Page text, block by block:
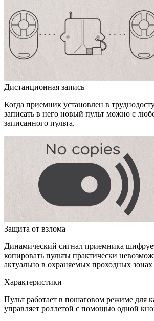
Дистанционная запись
Когда приемник установлен в
записать в него новый пульт можно с
записанного пульта.
Защита от взлома
Динамический сигнал приемника
копировать пульты практически
актуально в охраняемых проходных
Характеристики
Пульт работает в пошаговом режиме для
управляет роллетой с помощью одной